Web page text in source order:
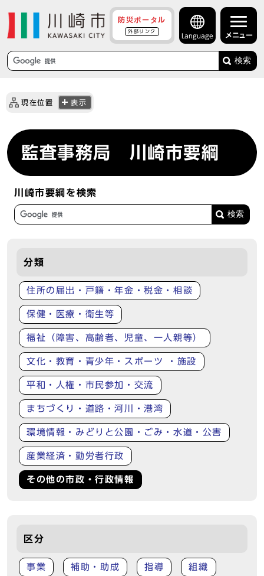
防災ポータル
外部リンク
Language メニュー
検索
現在位置 表示
監査事務局 川崎市要綱
川崎市要綱を検索
分類
住所の届出・戸籍・年金・税金・相談
保健・医療・衛生等
福祉（障害、高齢者、児童、一人親等）
文化・教育・青少年・スポーツ ・施設
平和・人権・市民参加・交流
まちづくり・道路・河川・港湾
環境情報・みどりと公園・ごみ・水道・公害
産業経済・勤労者行政
その他の市政・行政情報
区分
事業 補助・助成 指導 組織